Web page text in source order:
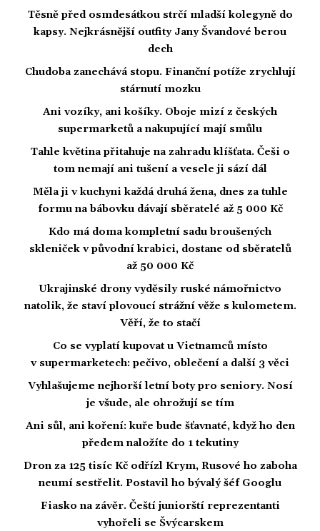
Těsně před osmdesátkou strčí mladší kolegyně do
kapsy. Nejkrásnější outfity Jany Švandové berou
dech
Chudoba zanechává stopu. Finanční potíže zrychlují
stárnutí mozku
Ani vozíky, ani košíky. Oboje mizí z českých
supermarketů a nakupující mají smůlu
Tahle květina přitahuje na zahradu klíšťata. Češi o
tom nemají ani tušení a vesele ji sází dál
Měla ji v kuchyni každá druhá žena, dnes za tuhle
formu na bábovku dávají sběratelé až 5 000 Kč
Kdo má doma kompletní sadu broušených
skleniček v původní krabici, dostane od sběratelů
až 50 000 Kč
Ukrajinské drony vyděsily ruské námořnictvo
natolik, že staví plovoucí strážní věže s kulometem.
Věří, že to stačí
Co se vyplatí kupovat u Vietnamců místo
v supermarketech: pečivo, oblečení a další 3 věci
Vyhlašujeme nejhorší letní boty pro seniory. Nosí
je všude, ale ohrožují se tím
Ani sůl, ani koření: kuře bude šťavnaté, když ho den
předem naložíte do 1 tekutiny
Dron za 125 tisíc Kč odřízl Krym, Rusové ho zaboha
neumí sestřelit. Postavil ho bývalý šéf Googlu
Fiasko na závěr. Čeští juniorští reprezentanti
vyhořeli se Švýcarskem